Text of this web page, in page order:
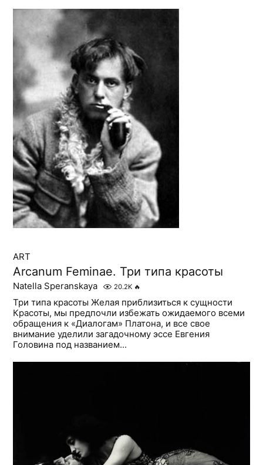
ART
Arcanum Feminae. Три типа красоты
Natella Speranskaya 20.2K 🔥
Три типа красоты Желая приблизиться к сущности
Красоты, мы предпочли избежать ожидаемого всеми
обращения к «Диалогам» Платона, и все свое
внимание уделили загадочному эссе Евгения
Головина под названием...